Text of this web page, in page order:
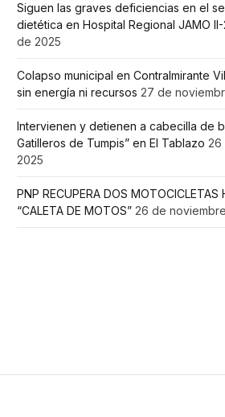
Siguen las graves deficiencias en el
dietética en Hospital Regional JAMO II-
de 2025
Colapso municipal en Contralmirante
sin energía ni recursos 27 de
Intervienen y detienen a cabecilla de
Gatilleros de Tumpis” en El Tablazo 26
2025
PNP RECUPERA DOS MOTOCICLETAS
“CALETA DE MOTOS” 26 de